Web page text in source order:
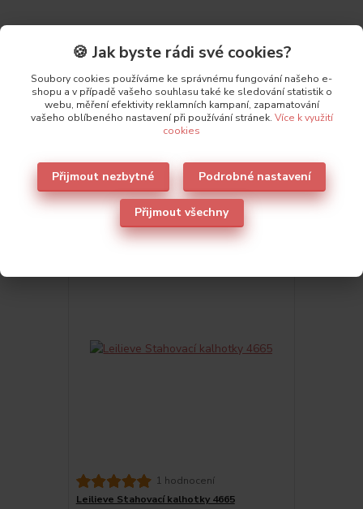
Parametry
Výrobce Leilieve
Také doporučujeme 1
1 hodnocení
Leilieve Stahovací kalhotky 4665
🍪 Jak byste rádi své cookies?
Soubory cookies používáme ke správnému fungování našeho e-
shopu a v případě vašeho souhlasu také ke sledování statistik o
webu, měření efektivity reklamních kampaní, zapamatování
vašeho oblíbeného nastavení při používání stránek. Více k využití
cookies
Přijmout nezbytné Podrobné nastavení
Přijmout všechny